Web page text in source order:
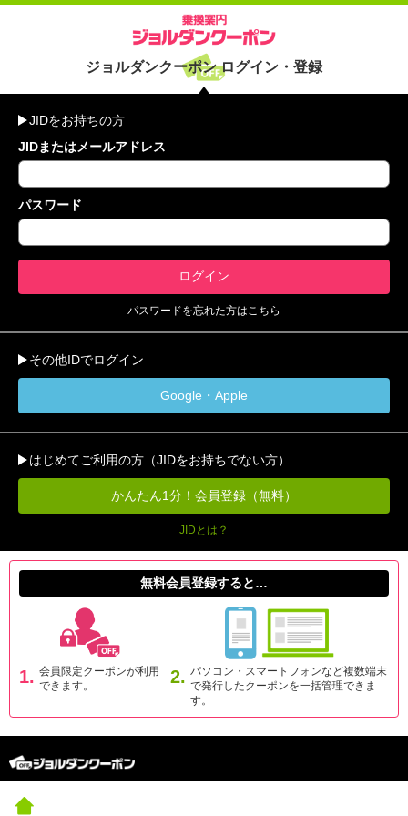
ジョルダンクーポン ログイン・登録
JIDをお持ちの方
JIDまたはメールアドレス
パスワード
パスワードを忘れた方はこちら
その他IDでログイン
Google・Apple
はじめてご利用の方（JIDをお持ちでない方）
かんたん1分！会員登録（無料）
JIDとは？
無料会員登録すると…
1. 会員限定クーポンが利用
できます。
2. パソコン・スマートフォンなど複数端末
で発行したクーポンを一括管理できま
す。